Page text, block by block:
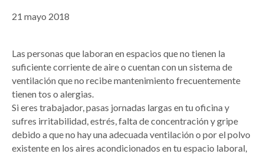
entradas
21 mayo 2018
Las personas que laboran en espacios que no tienen la
suficiente corriente de aire o cuentan con un sistema de
ventilación que no recibe mantenimiento frecuentemente
tienen tos o alergias.
Si eres trabajador, pasas jornadas largas en tu oficina y
sufres irritabilidad, estrés, falta de concentración y gripe
debido a que no hay una adecuada ventilación o por el polvo
existente en los aires acondicionados en tu espacio laboral,